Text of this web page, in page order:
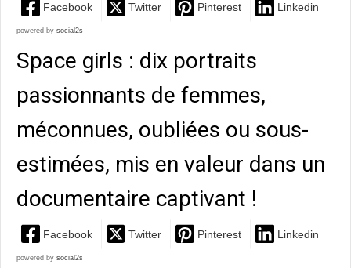
Facebook Twitter Pinterest Linkedin
powered by social2s
Space girls : dix portraits
passionnants de femmes,
méconnues, oubliées ou sous-
estimées, mis en valeur dans un
documentaire captivant !
Facebook Twitter Pinterest Linkedin
powered by social2s